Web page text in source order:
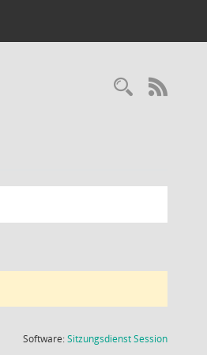
Software:SitzungsdienstSession(Wird in